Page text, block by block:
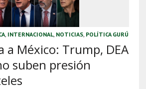
, INTERNACIONAL, NOTICIAS, POLÍTICA GURÚ
a México: Trump, DEA
suben presión